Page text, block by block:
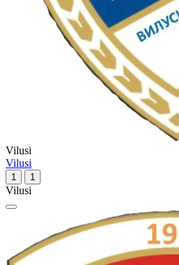
Vilusi
Vilusi
1 1
Vilusi